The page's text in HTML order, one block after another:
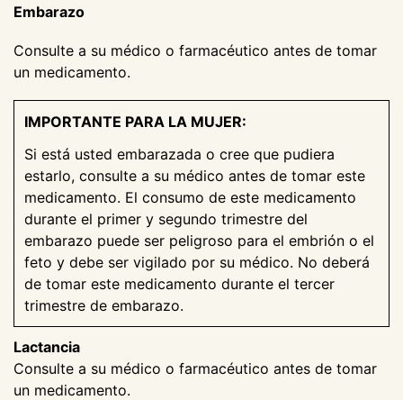
Embarazo
Consulte a su médico o farmacéutico antes de tomar
un medicamento.
IMPORTANTE PARA LA MUJER:
Si está usted embarazada o cree que pudiera
estarlo, consulte a su médico antes de tomar este
medicamento. El consumo de este medicamento
durante el primer y segundo trimestre del
embarazo puede ser peligroso para el embrión o el
feto y debe ser vigilado por su médico. No deberá
de tomar este medicamento durante el tercer
trimestre de embarazo.
Lactancia
Consulte a su médico o farmacéutico antes de tomar
un medicamento.